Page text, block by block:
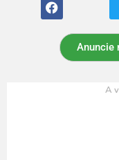
Anuncie
A